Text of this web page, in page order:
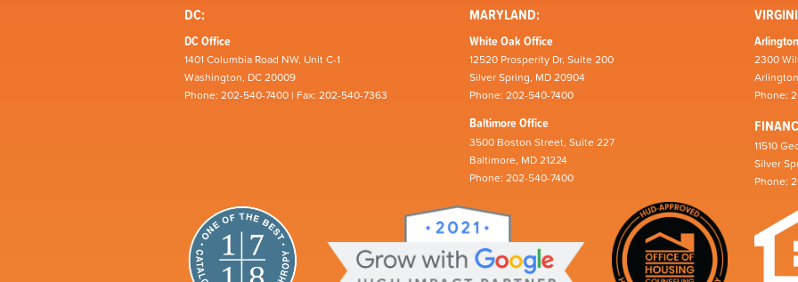
DC:
DC Office
1401 Columbia Road NW, Unit C-1
Washington, DC 20009
Phone: 202-540-7400 | Fax: 202-540-7363
MARYLAND:
White Oak Office
12520 Prosperity Dr, Suite 200
Silver Spring, MD 20904
Phone: 202-540-7400
Baltimore Office
3500 Boston Street, Suite 227
Baltimore, MD 21224
Phone: 202-540-7400
2300
Phone:
11510
Silver
Phone: